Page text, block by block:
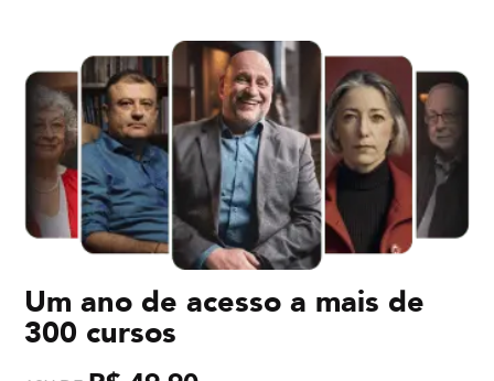
Um ano de acesso a mais de
300 cursos